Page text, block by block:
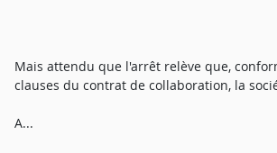
Mais attendu que l'arrêt relève que,
clauses du contrat de collaboration, la
A...